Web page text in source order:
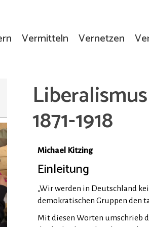
Vermitteln Vernetzen
1871-1918
Michael Kitzing
Einleitung
„Wir werden in Deutschland
demokratischen Gruppen den
Mit diesen Worten umschrieb